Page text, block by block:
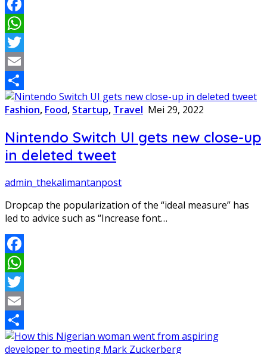
Facebook
WhatsApp
Twitter
Email
Share
Fashion, Food, Startup, Travel Mei 29, 2022
Nintendo Switch UI gets new close-up
in deleted tweet
admin_thekalimantanpost
Dropcap the popularization of the “ideal measure” has
led to advice such as “Increase font…
Facebook
WhatsApp
Twitter
Email
Share